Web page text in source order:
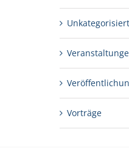
Unkategorisiert
Vorträge